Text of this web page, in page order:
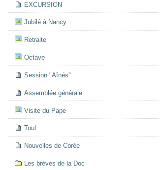
EXCURSION
Jubilé à Nancy
Retraite
Octave
Session "Aînés"
Assemblée générale
Visite du Pape
Toul
Nouvelles de Corée
Les brèves de la Doc